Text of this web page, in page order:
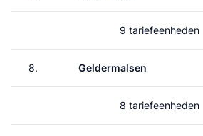
9 tariefeenheden
8. Geldermalsen
8 tariefeenheden